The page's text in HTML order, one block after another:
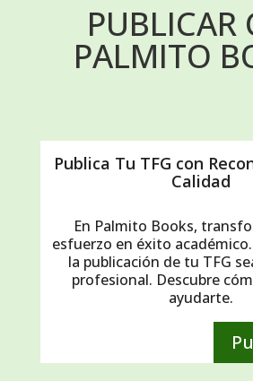
PUBLICAR
PALMITO
Publica Tu TFG con
Calidad
En Palmito Books,
esfuerzo en éxito
la publicación de tu TFG
profesional. Descubre
ayudarte.